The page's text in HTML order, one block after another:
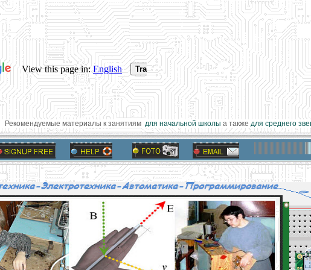
Рекомендуемые материалы к занятиямдля начальной школыа такжедля среднего звена